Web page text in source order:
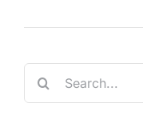
Search